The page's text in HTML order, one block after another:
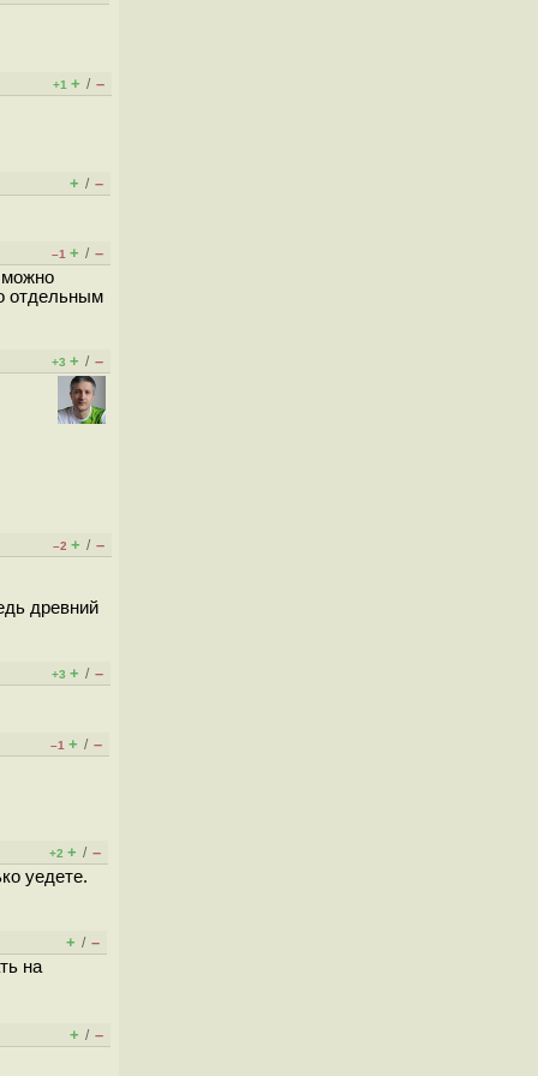
+1 + / –
+ / –
–1 + / –
можно
отдельным
+3 + / –
–2 + / –
древний
+3 + / –
–1 + / –
+2 + / –
уедете.
+ / –
на
+ / –